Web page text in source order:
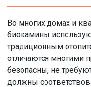
Во многих домах и
биокамины
традиционным
отличаются многими
безопасны, не
должны